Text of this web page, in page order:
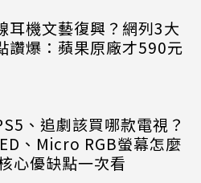
耳機文藝復興？網列3大
讚爆：蘋果原廠才590元
、追劇該買哪款電視？
、Micro RGB螢幕怎麼
心優缺點一次看